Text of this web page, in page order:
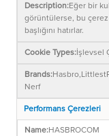
Eğer bir
görüntülerse, bu
başlığını hatırlar.
İşlevsel
Nerf
Performans Çerezleri
HASBROCOM